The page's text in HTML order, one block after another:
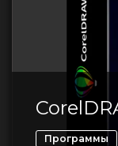
Программы